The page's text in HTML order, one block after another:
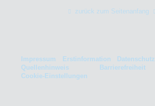
zurück zum Seitenanfang
Impressum Erstinformation Datenschutz
Quellenhinweis
Barrierefreiheit
Cookie-Einstellungen